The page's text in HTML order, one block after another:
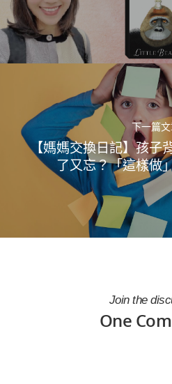
下一篇
【媽媽交換日記】孩子
了又忘？「這樣做
Join the
One